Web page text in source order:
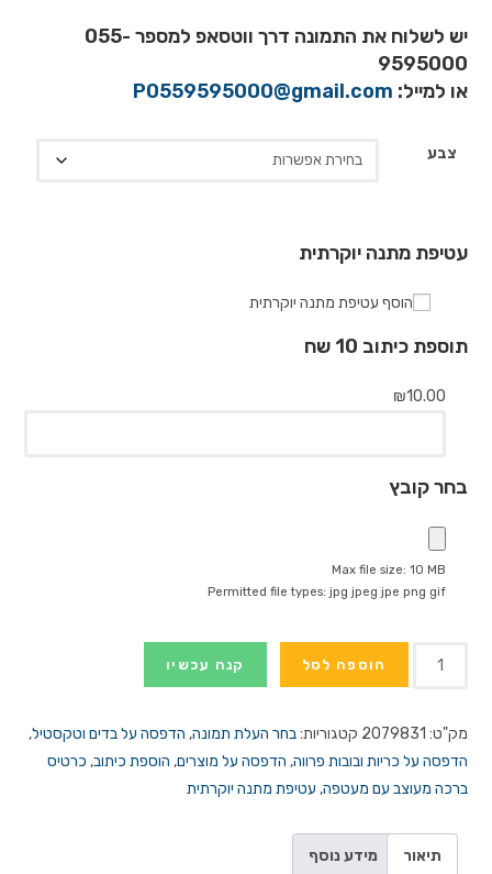
יש לשלוח את התמונה דרך ווטסאפ למספר 055-
9595000
או למייל: P0559595000@gmail.com
צבע
עטיפת מתנה יוקרתית
הוסף עטיפת מתנה יוקרתית
תוספת כיתוב 10 שח
₪10.00
בחר קובץ
Max file size: 10 MB
Permitted file types: jpg jpeg jpe png gif
כמות
על
דובי
בינוני
הוספה לסל קנה עכשיו
מק"ט: 2079831 קטגוריות:בחר העלת תמונה, הדפסה על בדים וטקסטיל,
הדפסה על כריות ובובות פרווה, הדפסה על מוצרים, הוספת כיתוב, כרטיס
ברכה מעוצב עם מעטפה, עטיפת מתנה יוקרתית
תיאור מידע נוסף